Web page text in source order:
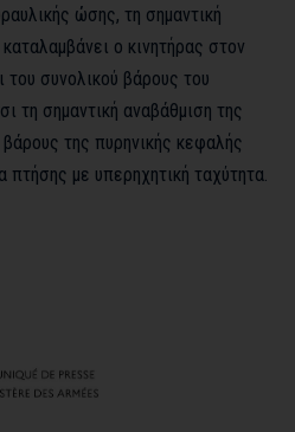
ώσης, τη σημαντική
ο κινητήρας στον
συνολικού βάρους του
τη σημαντική αναβάθμιση της
της πυρηνικής κεφαλής
πτήσης με υπερηχητική ταχύτητα.